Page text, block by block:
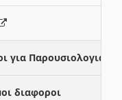
Παρουσιολογια
διαφοροι